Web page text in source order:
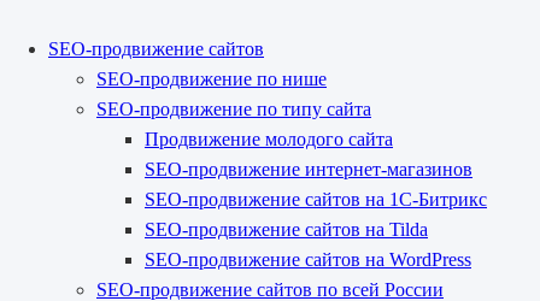
SEO-продвижение сайтов
SEO-продвижение по нише
SEO-продвижение по типу сайта
Продвижение молодого сайта
SEO-продвижение интернет-магазинов
SEO-продвижение сайтов на 1С-Битрикс
SEO-продвижение сайтов на Tilda
SEO-продвижение сайтов на WordPress
SEO-продвижение сайтов по всей России